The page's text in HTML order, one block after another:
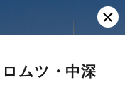
ムツ・中深